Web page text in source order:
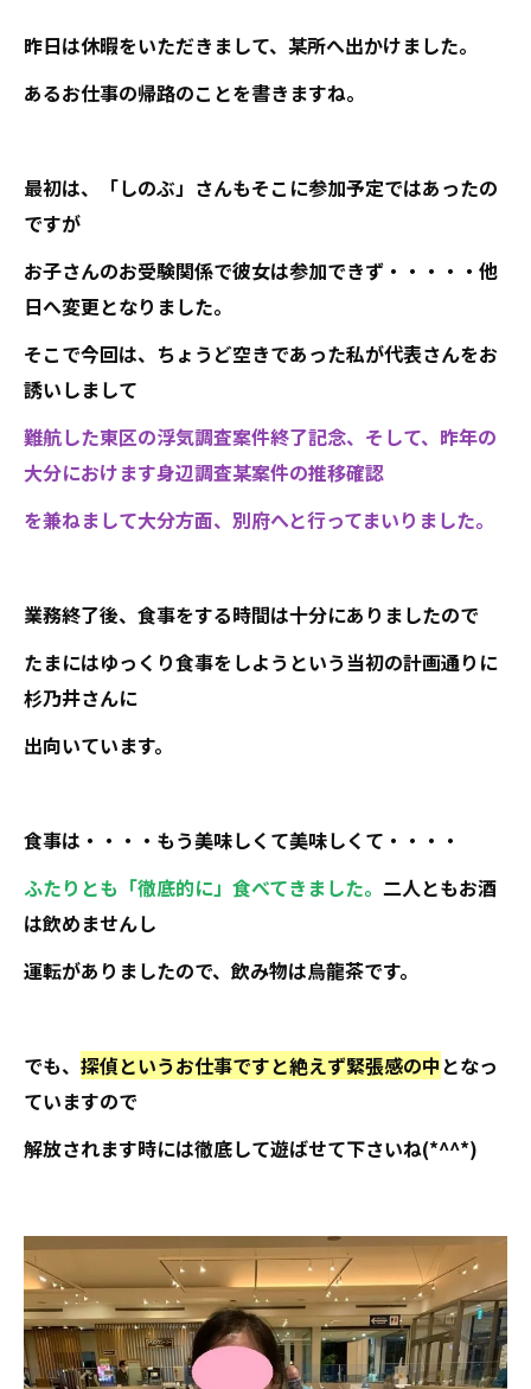
昨日は休暇をいただきまして、某所へ出かけました。
あるお仕事の帰路のことを書きますね。
最初は、「しのぶ」さんもそこに参加予定ではあったの
ですが
お子さんのお受験関係で彼女は参加できず・・・・・他
日へ変更となりました。
そこで今回は、ちょうど空きであった私が代表さんをお
誘いしまして
難航した東区の浮気調査案件終了記念、そして、昨年の
大分におけます身辺調査某案件の推移確認
を兼ねまして大分方面、別府へと行ってまいりました。
業務終了後、食事をする時間は十分にありましたので
たまにはゆっくり食事をしようという当初の計画通りに
杉乃井さんに
出向いています。
食事は・・・・もう美味しくて美味しくて・・・・
ふたりとも「徹底的に」食べてきました。 二人ともお酒
は飲めませんし
運転がありましたので、飲み物は烏龍茶です。
でも、 探偵というお仕事ですと絶えず緊張感の中となっ
ていますので
解放されます時には徹底して遊ばせて下さいね(*^^*)